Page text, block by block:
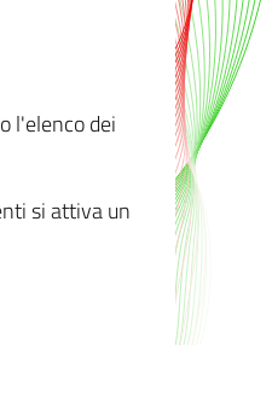
l'elenco dei
si attiva un